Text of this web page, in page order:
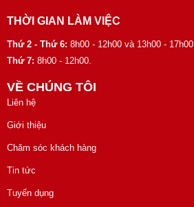
THỜI GIAN LÀM VIỆC
Thứ 2 - Thứ 6: 8h00 - 12h00 và 13h00 - 17h00.
Thứ 7: 8h00 - 12h00.
VỀ CHÚNG TÔI
Liên hệ
Giới thiệu
Chăm sóc khách hàng
Tin tức
Tuyển dụng